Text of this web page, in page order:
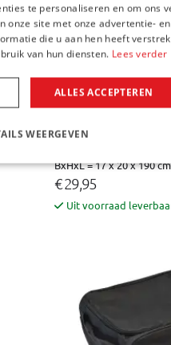
Ski Bag skitas
BxHxL = 17 x 20 x 190 cm
€ 29,95
Uit voorraad
te personaliseren en om ons
onze site met onze advertentie-
die u aan hen heeft
van hun diensten. Lees verder
ALLES ACCEPTEREN
WEERGEVEN